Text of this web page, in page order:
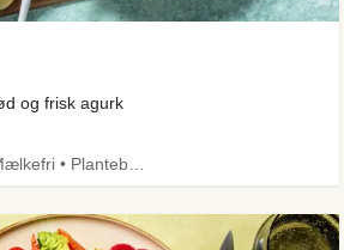
og frisk agurk